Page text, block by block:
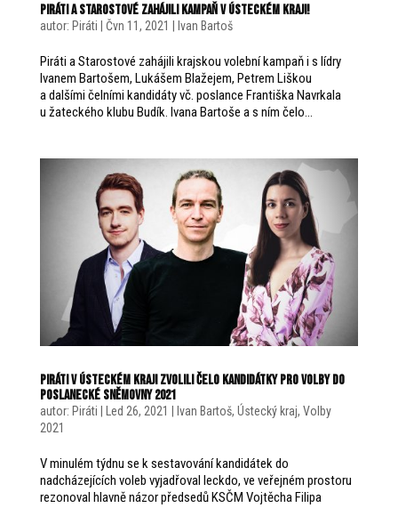
PIRÁTI A STAROSTOVÉ ZAHÁJILI KAMPAŇ V ÚSTECKÉM KRAJI!
autor: Piráti Čvn 11, 2021 Ivan Bartoš
Piráti a Starostové zahájili krajskou volební kampaň i s lídry
Ivanem Bartošem, Lukášem Blažejem, Petrem Liškou
a dalšími čelními kandidáty vč. poslance Františka Navrkala
u žateckého klubu Budík. Ivana Bartoše a s ním čelo...
Piráti v Ústeckém kraji zvolili čelo kandidátky pro volby do
Poslanecké sněmovny 2021
autor: Piráti Led 26, 2021 Ivan Bartoš, Ústecký kraj, Volby
2021
V minulém týdnu se k sestavování kandidátek do
nadcházejících voleb vyjadřoval leckdo, ve veřejném prostoru
rezonoval hlavně názor předsedů KSČM Vojtěcha Filipa